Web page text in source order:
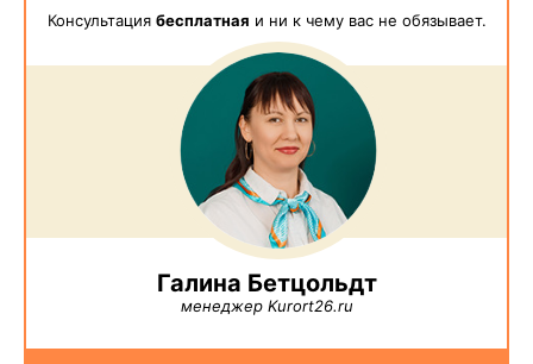
Консультация бесплатная и ни к чему вас не обязывает.
Галина Бетцольдт
менеджер Kurort26.ru